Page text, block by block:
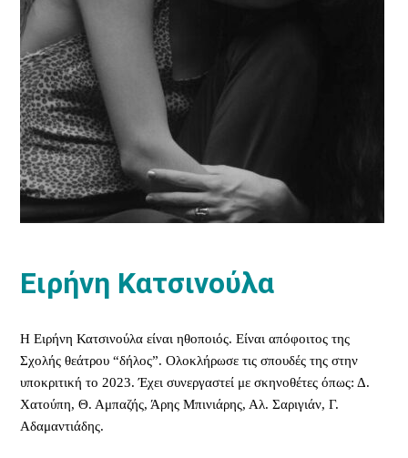
Ειρήνη Κατσινούλα
Η Ειρήνη Κατσινούλα είναι ηθοποιός. Είναι απόφοιτος της
Σχολής θεάτρου “δήλος”. Ολοκλήρωσε τις σπουδές της στην
υποκριτική το 2023. Έχει συνεργαστεί με σκηνοθέτες όπως: Δ.
Χατούπη, Θ. Αμπαζής, Άρης Μπινιάρης, Αλ. Σαριγιάν, Γ.
Αδαμαντιάδης.